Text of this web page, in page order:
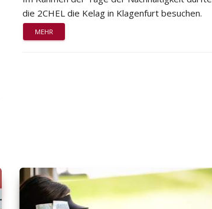
die 2CHEL die Kelag in Klagenfurt besuchen.
MEHR